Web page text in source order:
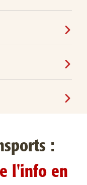
:
l'info en